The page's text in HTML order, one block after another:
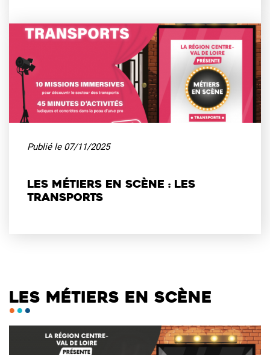
Publié le 07/11/2025
Les métiers en scène : les
transports
LES MÉTIERS EN SCÈNE